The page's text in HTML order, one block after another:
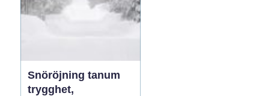
Snöröjning tanum
trygghet,